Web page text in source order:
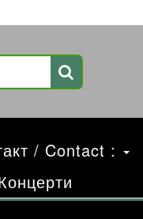
/ Contact :